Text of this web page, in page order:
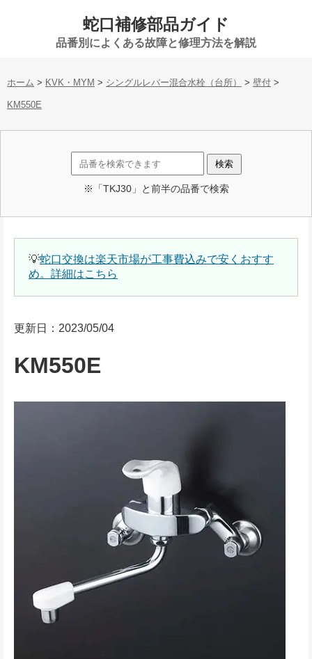
蛇口補修部品ガイド
品番別によくある故障と修理方法を解説
ホーム > KVK・MYM > シングルレバー混合水栓（台所） > 壁付 >
KM550E
※「TKJ30」と前半の品番で検索
💡蛇口交換は楽天市場が工事費込みで安くおすす
め。詳細はこちら
更新日：2023/05/04
KM550E